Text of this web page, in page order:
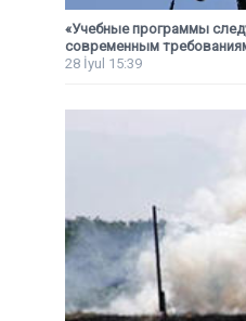
«Учебные программы
современным
28 İyul 15:39